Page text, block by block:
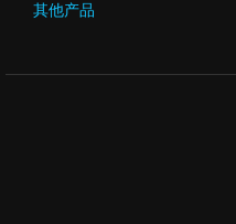
其他产品